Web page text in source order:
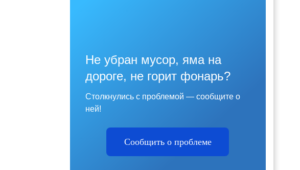
Не убран мусор, яма на
дороге, не горит фонарь?
Столкнулись с проблемой — сообщите о
ней!
Сообщить о проблеме